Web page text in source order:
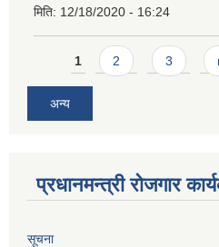
मिति: 12/18/2020 - 16:24
Pages
1 2 3
अन्य
प्रधानमन्त्री रोजगार
सूचना